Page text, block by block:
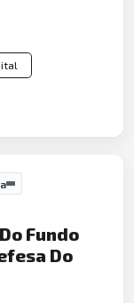
Fundo
Do